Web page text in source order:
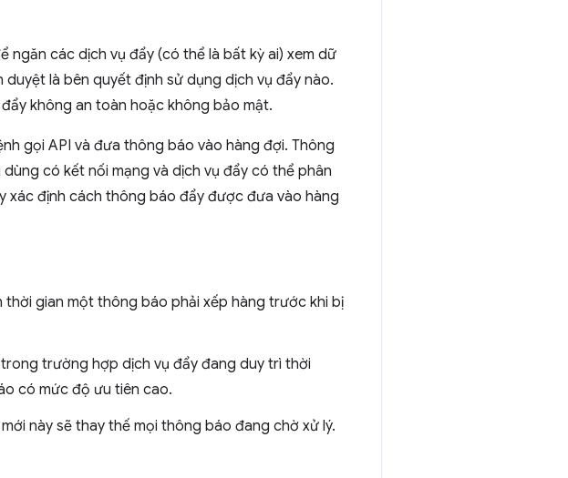
ngăn các dịch vụ đẩy (có thể là bất kỳ ai) xem dữ
là bên quyết định sử dụng dịch vụ đẩy nào.
không an toàn hoặc không bảo mật.
gọi API và đưa thông báo vào hàng đợi. Thông
có kết nối mạng và dịch vụ đẩy có thể phân
xác định cách thông báo đẩy được đưa vào hàng
gian một thông báo phải xếp hàng trước khi bị
trường hợp dịch vụ đẩy đang duy trì thời
có mức độ ưu tiên cao.
này sẽ thay thế mọi thông báo đang chờ xử lý.